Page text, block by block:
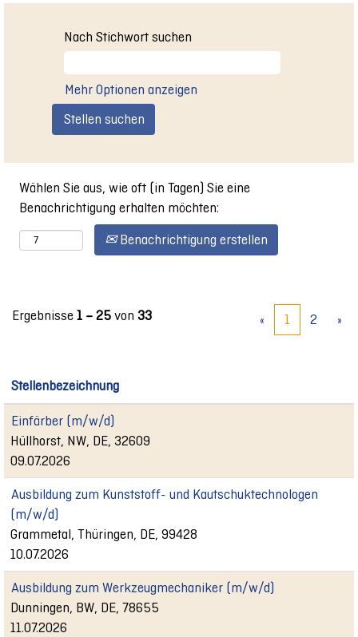
Nach Stichwort suchen
Mehr Optionen anzeigen
Wählen Sie aus, wie oft (in Tagen) Sie eine
Benachrichtigung erhalten möchten:
Benachrichtigung erstellen
Ergebnisse 1 – 25 von 33 « 1 2 »
Stellenbezeichnung
Einfärber (m/w/d)
Hüllhorst, NW, DE, 32609
09.07.2026
Ausbildung zum Kunststoff- und Kautschuktechnologen
(m/w/d)
Grammetal, Thüringen, DE, 99428
10.07.2026
Ausbildung zum Werkzeugmechaniker (m/w/d)
Dunningen, BW, DE, 78655
11.07.2026